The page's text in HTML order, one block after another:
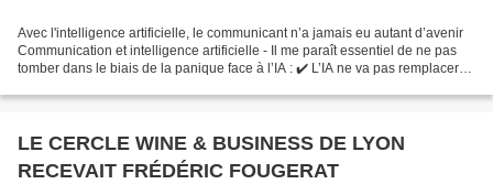
Avec l'intelligence artificielle, le communicant n’a jamais eu autant d’avenir
Communication et intelligence artificielle - Il me paraît essentiel de ne pas
tomber dans le biais de la panique face à l’IA : ✔️ L’IA ne va pas remplacer
LE CERCLE WINE & BUSINESS DE LYON
RECEVAIT FRÉDÉRIC FOUGERAT